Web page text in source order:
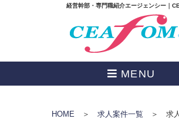
経営幹部・専門職紹介エージェンシー｜
MENU
HOME ＞ 求人案件一覧 ＞ 求人